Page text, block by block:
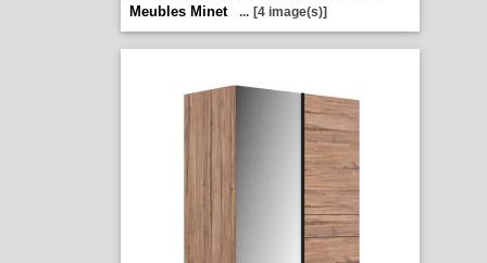
Meubles Minet
... [4 image(s)]